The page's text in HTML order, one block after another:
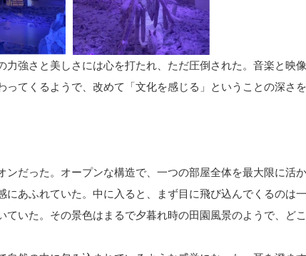
強さと美しさには心を打たれ、ただ圧倒された。音楽と映
てくるようで、改めて「文化を感じる」ということの深さ
だった。オープンな構造で、一つの部屋全体を最大限に活
あふれていた。中に入ると、まず目に飛び込んでくるのは
いた。その景色はまるで夕暮れ時の田園風景のようで、ど